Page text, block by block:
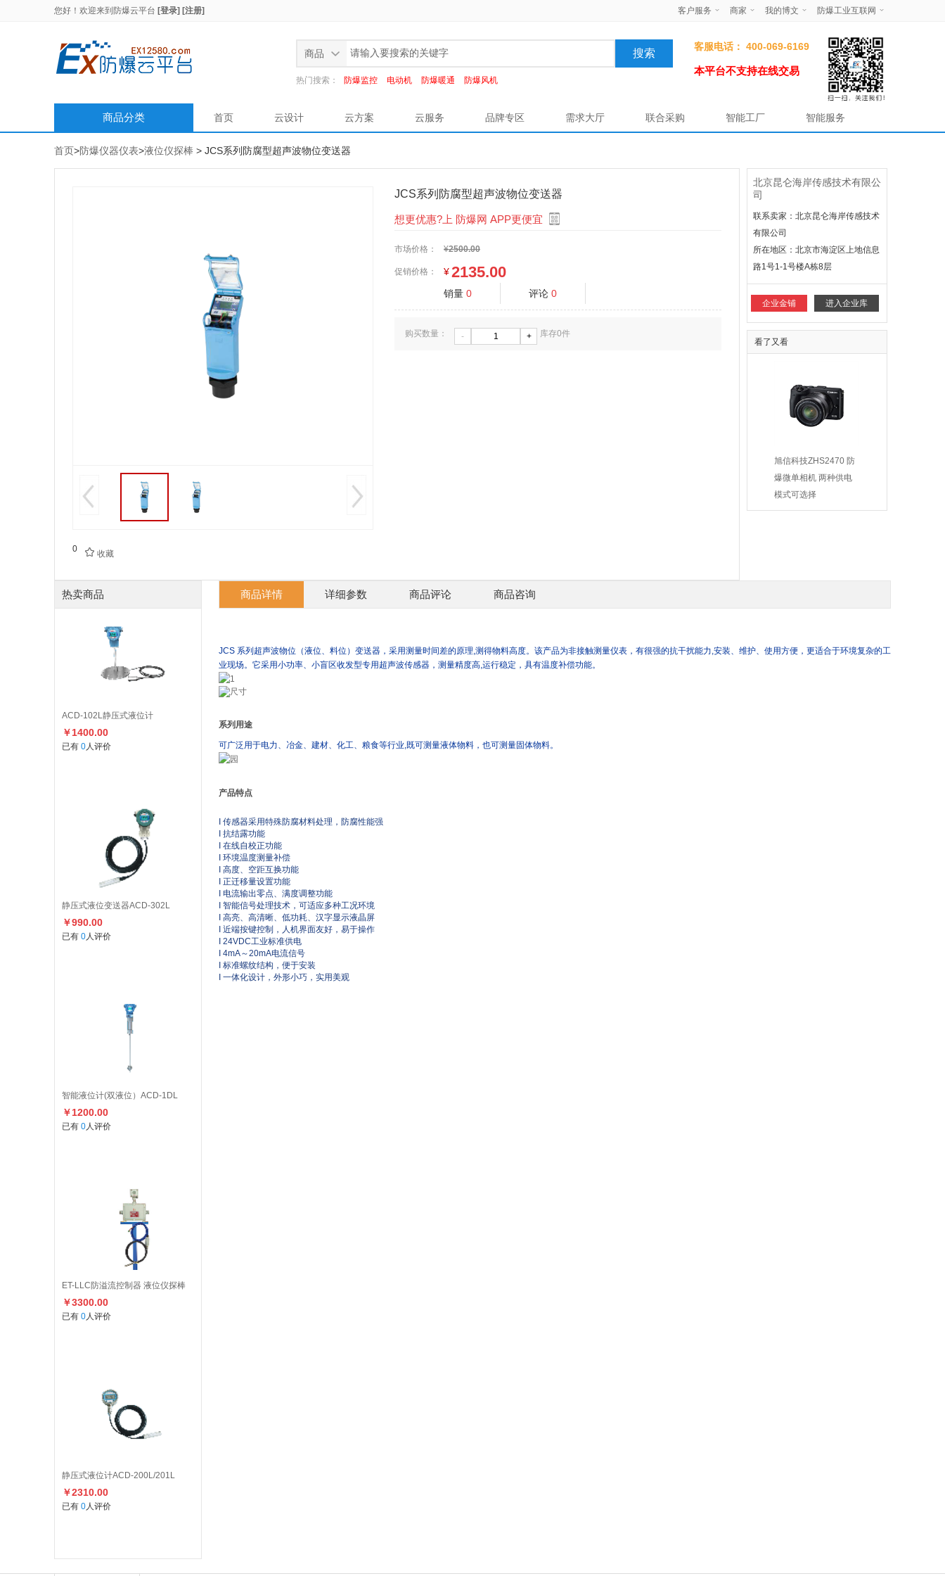
您好！欢迎来到 防爆云平台 [登录] [注册] 客户服务 商家 我的博文 防爆工业互联网
商品
热门搜索： 防爆监控 电动机 防爆暖通 防爆风机
客服电话： 400-069-6169
本平台不支持在线交易
商品分类 首页 云设计 云方案 云服务 品牌专区 需求大厅 联合采购 智能工厂 智能服务
首页>防爆仪器仪表>液位仪探棒 > JCS系列防腐型超声波物位变送器
0  收藏
JCS系列防腐型超声波物位变送器
想更优惠?上 防爆网 APP更便宜
市场价格： ¥2500.00
促销价格： ¥2135.00
销量 0 评论 0
购买数量： - + 库存0件
北京昆仑海岸传感技术有限公
司
联系卖家：北京昆仑海岸传感技术
有限公司
所在地区： 北京市海淀区上地信息
路1号1-1号楼A栋8层
企业金铺 进入企业库
看了又看
旭信科技ZHS2470 防
爆微单相机 两种供电
模式可选择
￥22290.00
热卖商品
ACD-102L静压式液位计
￥1400.00
已有 0人评价
静压式液位变送器ACD-302L
￥990.00
已有 0人评价
智能液位计(双液位）ACD-1DL
￥1200.00
已有 0人评价
ET-LLC防溢流控制器 液位仪探棒
￥3300.00
已有 0人评价
静压式液位计ACD-200L/201L
￥2310.00
已有 0人评价
商品详情 详细参数 商品评论 商品咨询
JCS 系列超声波物位（液位、料位）变送器，采用测量时间差的原理,测得物料高度。该产品为非接触测量仪表，有很强的抗干扰能力,安装、维护、使用方便，更适合于环境复杂的工
业现场。它采用小功率、小盲区收发型专用超声波传感器，测量精度高,运行稳定，具有温度补偿功能。
系列用途
可广泛用于电力、冶金、建材、化工、粮食等行业,既可测量液体物料，也可测量固体物料。
产品特点
I 传感器采用特殊防腐材料处理，防腐性能强
I 抗结露功能
I 在线自校正功能
I 环境温度测量补偿
I 高度、空距互换功能
I 正迁移量设置功能
I 电流输出零点、满度调整功能
I 智能信号处理技术，可适应多种工况环境
I 高亮、高清晰、低功耗、汉字显示液晶屏
I 近端按键控制，人机界面友好，易于操作
I 24VDC工业标准供电
I 4mA～20mA电流信号
I 标准螺纹结构，便于安装
I 一体化设计，外形小巧，实用美观